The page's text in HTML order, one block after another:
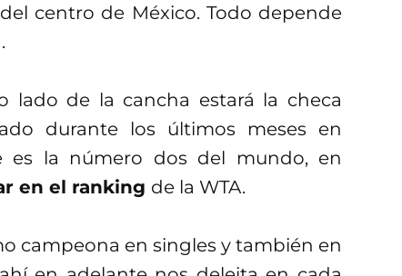
centro de México. Todo depende
lado de la cancha estará la checa
durante los últimos meses en
es la número dos del mundo, en
en el ranking de la WTA.
campeona en singles y también en